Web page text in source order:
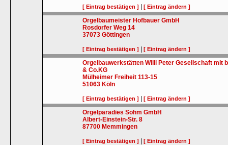
[ Eintrag bestätigen ] |[ Eintrag ändern ]
Orgelbaumeister Hofbauer GmbH
Rosdorfer Weg 14
37073 Göttingen
[ Eintrag bestätigen ] |[ Eintrag ändern ]
Orgelbauwerkstätten Willi Peter Gesellschaft mit
& Co.KG
Mülheimer Freiheit 113-15
51063 Köln
[ Eintrag bestätigen ] |[ Eintrag ändern ]
Orgelparadies Sohm GmbH
Albert-Einstein-Str. 8
87700 Memmingen
[ Eintrag bestätigen ] |[ Eintrag ändern ]